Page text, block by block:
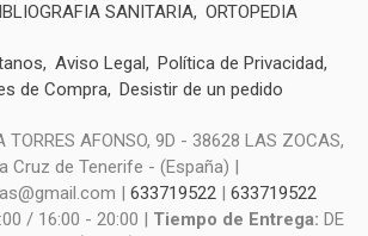
SANITARIA ORTOPEDIA
Aviso Legal
Política de Privacidad
de Compra
Desistir de un pedido
TORRES AFONSO, 9D - 38628 LAS ZOCAS,
Cruz de Tenerife - (España) |
| 633719522
633719522
/ 16:00 - 20:00 | Tiempo de Entrega: DE